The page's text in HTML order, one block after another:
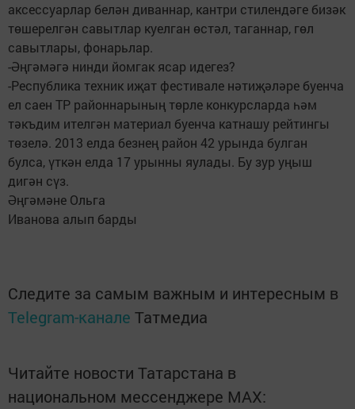
аксессуарлар белән диваннар, кантри стилендәге бизәк
төшерелгән савытлар куелган өстәл, таганнар, гөл
савытлары, фонарьлар.
-Әңгәмәгә нинди йомгак ясар идегез?
-Республика техник иҗат фестивале нәтиҗәләре буенча
ел саен ТР районнарының төрле конкурсларда һәм
тәкъдим ителгән материал буенча катнашу рейтингы
төзелә. 2013 елда безнең район 42 урында булган
булса, үткән елда 17 урынны яулады. Бу зур уңыш
дигән сүз.
Әңгәмәне Ольга
Иванова алып барды
Следите за самым важным и интересным в
Telegram-канале Татмедиа
Читайте новости Татарстана в
национальном мессенджере MАХ: